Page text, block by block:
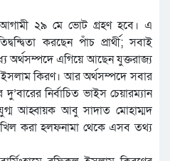
২৯ মে ভোট গ্রহণ হবে। এ
করছেন পাঁচ প্রার্থী; সবাই
অর্থসম্পদে এগিয়ে আছেন যুক্তরাজ্য
কিরণ। আর অর্থসম্পদে সবার
নির্বাচিত ভাইস চেয়ারম্যান
আহ্বায়ক আবু সাদাত মোহাম্মদ
করা হলফনামা থেকে এসব তথ্য